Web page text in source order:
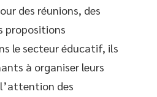
des réunions, des
propositions
le secteur éducatif, ils
à organiser leurs
des